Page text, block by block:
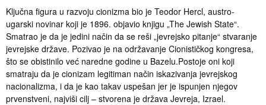
Ključna figura u razvoju cionizma bio je Teodor Hercl, austro-
ugarski novinar koji je 1896. objavio knjigu „The Jewish State“.
Smatrao je da je jedini način da se reši „jevrejsko pitanje“ stvaranje
jevrejske države. Pozivao je na održavanje Cionističkog kongresa,
što se obistinilo već naredne godine u Bazelu.Postoje oni koji
smatraju da je cionizam legitiman način iskazivanja jevrejskog
nacionalizma, i da je kao takav uspešan jer je ispunjen njegov
prvenstveni, najviši cilj – stvorena je država Jevreja, Izrael.